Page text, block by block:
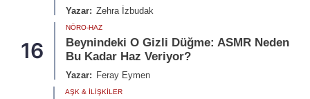
Yazar: Zehra İzbudak
16
NÖRO-HAZ
Beynindeki O Gizli Düğme: ASMR Neden
Bu Kadar Haz Veriyor?
Yazar: Feray Eymen
AŞK & İLIŞKILER